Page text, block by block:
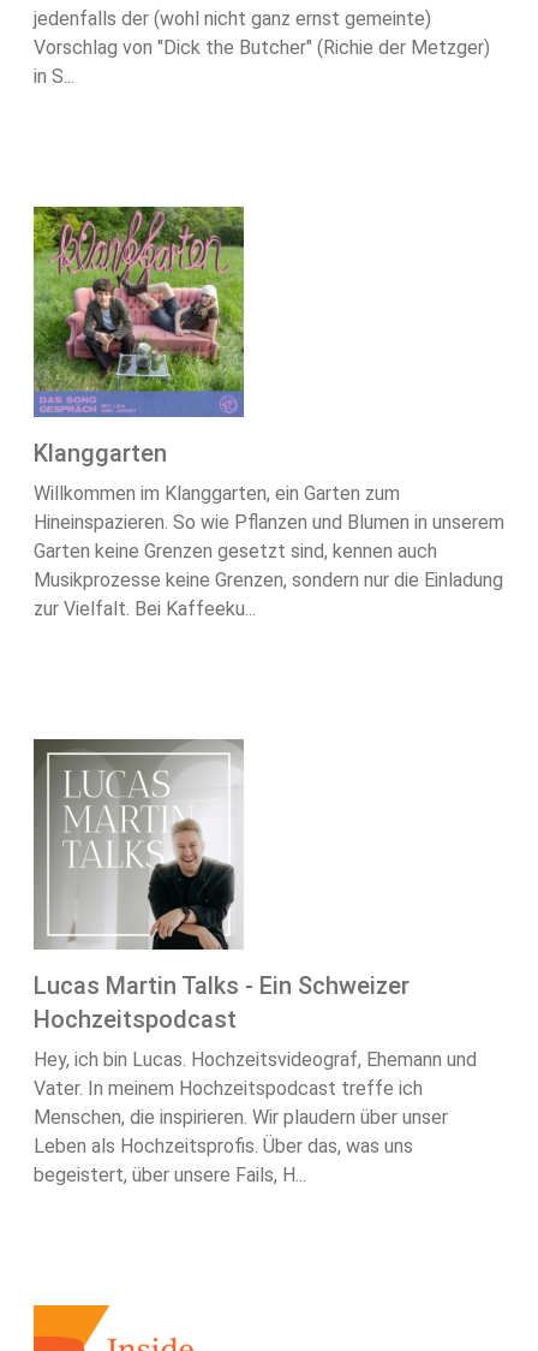
jedenfalls der (wohl nicht ganz ernst gemeinte)
Vorschlag von "Dick the Butcher" (Richie der Metzger)
in S...
Klanggarten
Willkommen im Klanggarten, ein Garten zum
Hineinspazieren. So wie Pflanzen und Blumen in unserem
Garten keine Grenzen gesetzt sind, kennen auch
Musikprozesse keine Grenzen, sondern nur die Einladung
zur Vielfalt. Bei Kaffeeku...
Lucas Martin Talks - Ein Schweizer
Hochzeitspodcast
Hey, ich bin Lucas. Hochzeitsvideograf, Ehemann und
Vater. In meinem Hochzeitspodcast treffe ich
Menschen, die inspirieren. Wir plaudern über unser
Leben als Hochzeitsprofis. Über das, was uns
begeistert, über unsere Fails, H...